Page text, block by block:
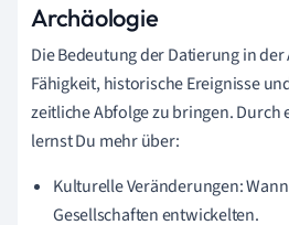
Archäologie
Die Bedeutung der Datierung in
Fähigkeit, historische Ereignisse
zeitliche Abfolge zu bringen. Durch
lernst Du mehr über:
Kulturelle Veränderungen:
Gesellschaften entwickelten.